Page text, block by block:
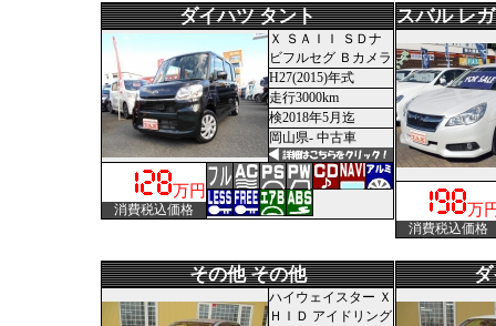
ダイハツ タント
Ｘ ＳＡＩＩ ＳＤナ
ビフルセグ Ｂカメラ
H27(2015)年式
走行3000km
検2018年5月迄
岡山県- 中古車
万円
消費税込価格
スバル レ
万
消費税込価格
その他 その他
ハイウェイスター Ｘ
ＨＩＤ アイドリング